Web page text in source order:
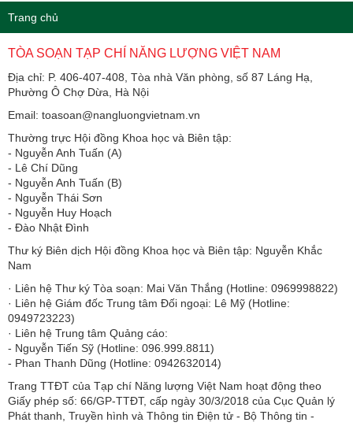
Trang chủ
TÒA SOẠN TẠP CHÍ NĂNG LƯỢNG VIỆT NAM
Địa chỉ: P. 406-407-408, Tòa nhà Văn phòng, số 87 Láng Hạ,
Phường Ô Chợ Dừa, Hà Nội
Email: toasoan@nangluongvietnam.vn
Thường trực Hội đồng Khoa học và Biên tập:
​​​​​​- Nguyễn Anh Tuấn (A)
- Lê Chí Dũng
- Nguyễn Anh Tuấn (B)
- Nguyễn Thái Sơn
- Nguyễn Huy Hoạch
- Đào Nhật Đình
Thư ký Biên dịch Hội đồng Khoa học và Biên tập: Nguyễn Khắc
Nam
· Liên hệ Thư ký Tòa soạn: Mai Văn Thắng (Hotline: 0969998822)
· Liên hệ Giám đốc Trung tâm Đối ngoại: Lê Mỹ (Hotline:
0949723223)
· Liên hệ Trung tâm Quảng cáo:
- Nguyễn Tiến Sỹ (Hotline: 096.999.8811)
- Phan Thanh Dũng (Hotline: 0942632014)
Trang TTĐT của Tạp chí Năng lượng Việt Nam hoạt động theo
Giấy phép số: 66/GP-TTĐT, cấp ngày 30/3/2018 của Cục Quản lý
Phát thanh, Truyền hình và Thông tin Điện tử - Bộ Thông tin -